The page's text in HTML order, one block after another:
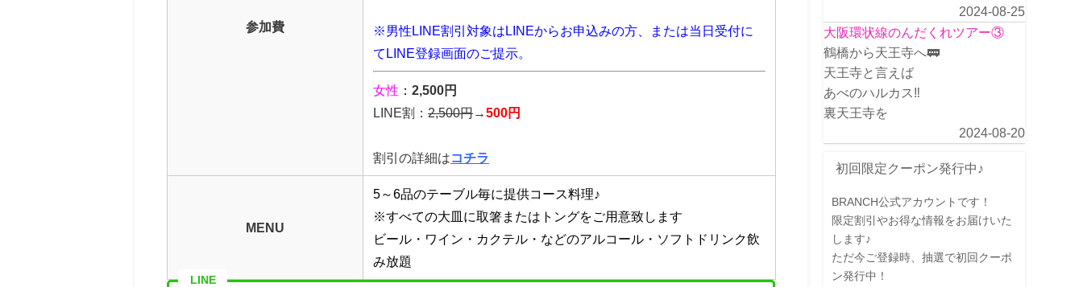
参加費
※男性LINE割引対象はLINEからお申込みの方、または当日受付に
てLINE登録画面のご提示。
女性 ： 2,500円
LINE割： 2,500円→500円
割引の詳細はコチラ
MENU
5～6品のテーブル毎に提供コース料理♪
※すべての大皿に取箸またはトングをご用意致します
ビール・ワイン・カクテル・などのアルコール・ソフトドリンク飲
み放題
LINE
2024-08-25
大阪環状線のんだくれツアー③
鶴橋から天王寺へ🚃
天王寺と言えば
あべのハルカス‼️
裏天王寺を
2024-08-20
初回限定クーポン発行中♪
BRANCH公式アカウントです！
限定割引やお得な情報をお届けいた
します♪
ただ今ご登録時、抽選で初回クーポ
ン発行中！